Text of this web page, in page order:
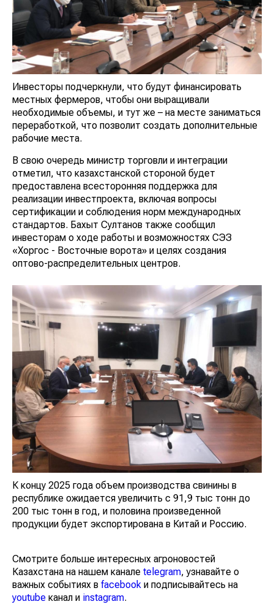
Инвесторы подчеркнули, что будут финансировать
местных фермеров, чтобы они выращивали
необходимые объемы, и тут же – на месте заниматься
переработкой, что позволит создать дополнительные
рабочие места.
В свою очередь министр торговли и интеграции
отметил, что казахстанской стороной будет
предоставлена всесторонняя поддержка для
реализации инвестпроекта, включая вопросы
сертификации и соблюдения норм международных
стандартов. Бахыт Султанов также сообщил
инвесторам о ходе работы и возможностях СЭЗ
«Хоргос - Восточные ворота» и целях создания
оптово-распределительных центров.
К концу 2025 года объем производства свинины в
республике ожидается увеличить с 91,9 тыс тонн до
200 тыс тонн в год, и половина произведенной
продукции будет экспортирована в Китай и Россию.
Смотрите больше интересных агроновостей
Казахстана на нашем канале telegram, узнавайте о
важных событиях в facebook и подписывайтесь на
youtube канал и instagram.